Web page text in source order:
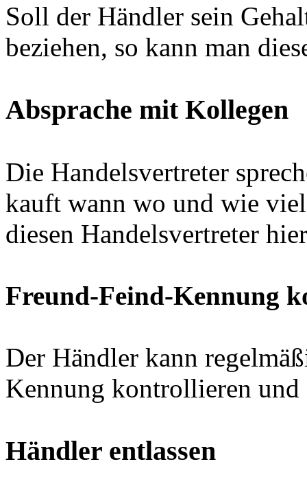
Soll der Händler sein
beziehen, so kann man
Absprache mit Kollegen
Die Handelsvertreter
kauft wann wo und wie
diesen Handelsvertreter
Freund-Feind-Kennung
Der Händler kann
Kennung kontrollieren
Händler entlassen